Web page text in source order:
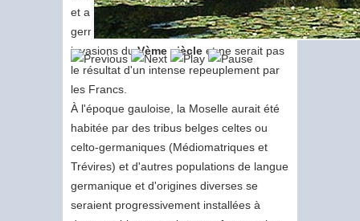
et archéologue, la présence de la langue
germanique serait très antérieure aux
invasions duVème siècle et ne serait pas
le résultat d'un intense repeuplement par
les Francs.
À l'époque gauloise, la Moselle aurait été
habitée par des tribus belges celtes ou
celto-germaniques (Médiomatriques et
Trévires) et d'autres populations de langue
germanique et d'origines diverses se
seraient progressivement installées à